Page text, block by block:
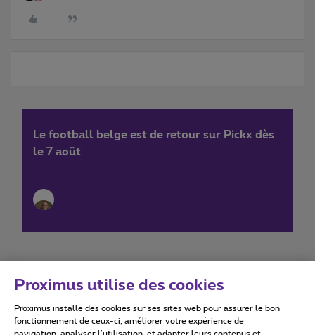
Le football belge est de retour sur Pickx dès
le 7 août
Conditions d'utilisation Accessibility statement
Proximus utilise des cookies
Proximus installe des cookies sur ses sites web pour assurer le bon
fonctionnement de ceux-ci, améliorer votre expérience de